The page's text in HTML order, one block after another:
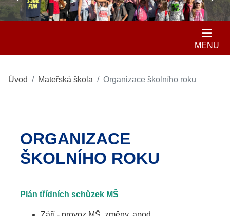
MENU
Úvod Mateřská škola Organizace školního roku
ORGANIZACE
ŠKOLNÍHO ROKU
Plán třídních schůzek MŠ